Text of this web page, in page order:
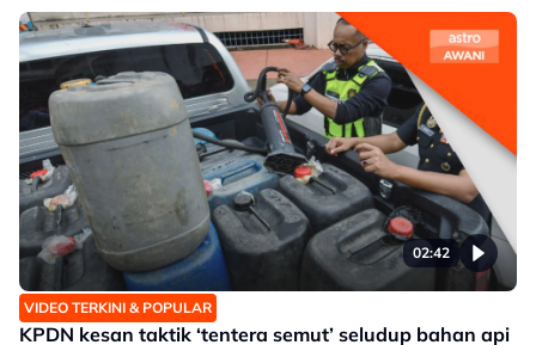
02:42
VIDEO TERKINI & POPULAR
KPDN kesan taktik ‘tentera semut’ seludup bahan api